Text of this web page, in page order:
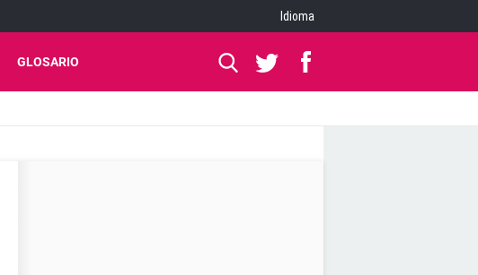
Idioma
GLOSARIO